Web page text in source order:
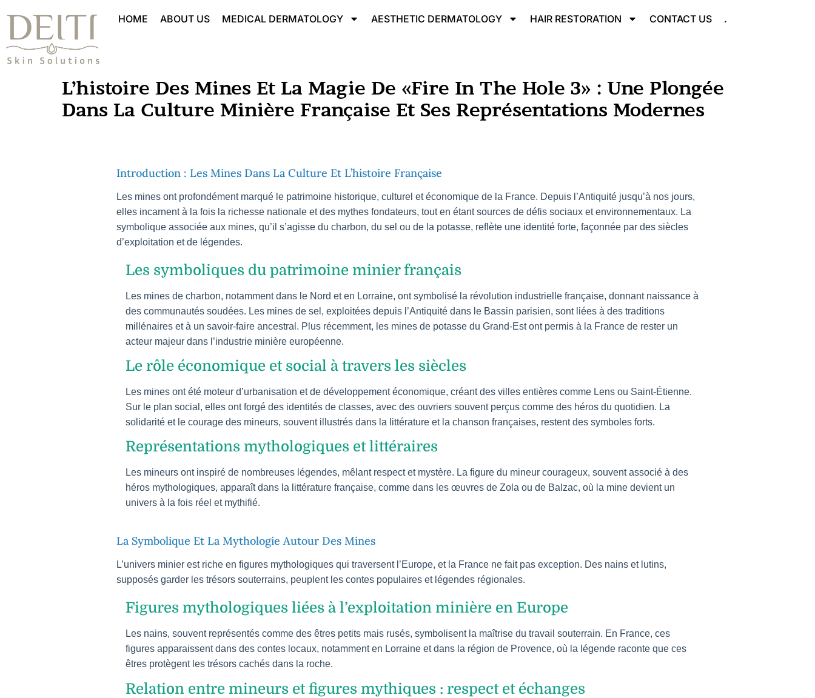
HOME ABOUT US MEDICAL DERMATOLOGY AESTHETIC DERMATOLOGY​ HAIR RESTORATION CONTACT US .
L’histoire Des Mines Et La Magie De «Fire In The Hole 3» : Une Plongée
Dans La Culture Minière Française Et Ses Représentations Modernes
Introduction : Les Mines Dans La Culture Et L’histoire Française
Les mines ont profondément marqué le patrimoine historique, culturel et économique de la France. Depuis l’Antiquité jusqu’à nos jours,
elles incarnent à la fois la richesse nationale et des mythes fondateurs, tout en étant sources de défis sociaux et environnementaux. La
symbolique associée aux mines, qu’il s’agisse du charbon, du sel ou de la potasse, reflète une identité forte, façonnée par des siècles
d’exploitation et de légendes.
Les symboliques du patrimoine minier français
Les mines de charbon, notamment dans le Nord et en Lorraine, ont symbolisé la révolution industrielle française, donnant naissance à
des communautés soudées. Les mines de sel, exploitées depuis l’Antiquité dans le Bassin parisien, sont liées à des traditions
millénaires et à un savoir-faire ancestral. Plus récemment, les mines de potasse du Grand-Est ont permis à la France de rester un
acteur majeur dans l’industrie minière européenne.
Le rôle économique et social à travers les siècles
Les mines ont été moteur d’urbanisation et de développement économique, créant des villes entières comme Lens ou Saint-Étienne.
Sur le plan social, elles ont forgé des identités de classes, avec des ouvriers souvent perçus comme des héros du quotidien. La
solidarité et le courage des mineurs, souvent illustrés dans la littérature et la chanson françaises, restent des symboles forts.
Représentations mythologiques et littéraires
Les mineurs ont inspiré de nombreuses légendes, mêlant respect et mystère. La figure du mineur courageux, souvent associé à des
héros mythologiques, apparaît dans la littérature française, comme dans les œuvres de Zola ou de Balzac, où la mine devient un
univers à la fois réel et mythifié.
La Symbolique Et La Mythologie Autour Des Mines
L’univers minier est riche en figures mythologiques qui traversent l’Europe, et la France ne fait pas exception. Des nains et lutins,
supposés garder les trésors souterrains, peuplent les contes populaires et légendes régionales.
Figures mythologiques liées à l’exploitation minière en Europe
Les nains, souvent représentés comme des êtres petits mais rusés, symbolisent la maîtrise du travail souterrain. En France, ces
figures apparaissent dans des contes locaux, notamment en Lorraine et dans la région de Provence, où la légende raconte que ces
êtres protègent les trésors cachés dans la roche.
Relation entre mineurs et figures mythiques : respect et échanges